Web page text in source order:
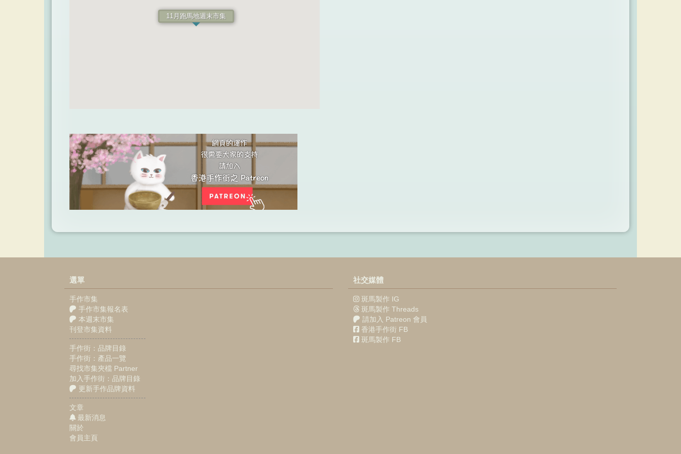
11月跑馬地週末市集
選單
手作市集
手作市集報名表
本週末市集
刊登市集資料
手作街：品牌目錄
手作街：產品一覽
尋找市集夾檔 Partner
加入手作街：品牌目錄
更新手作品牌資料
文章
最新消息
關於
會員主頁
社交媒體
斑馬製作 IG
斑馬製作 Threads
請加入 Patreon 會員
香港手作街 FB
斑馬製作 FB